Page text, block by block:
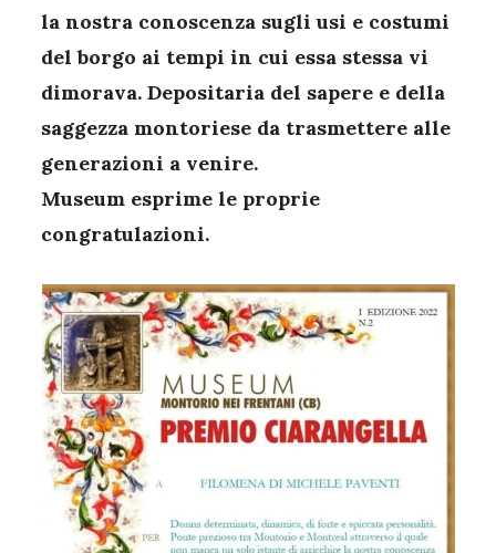
la nostra conoscenza sugli usi e costumi
del borgo ai tempi in cui essa stessa vi
dimorava. Depositaria del sapere e della
saggezza montoriese da trasmettere alle
generazioni a venire.
Museum esprime le proprie
congratulazioni.